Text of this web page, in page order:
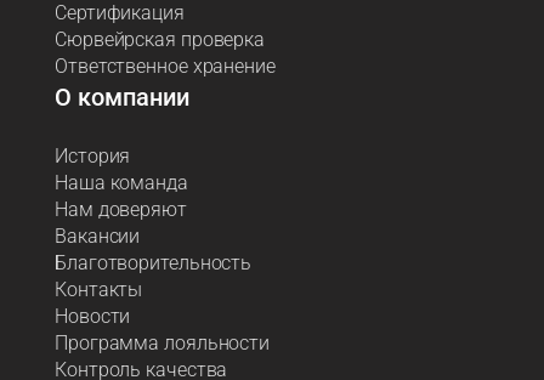
Сертификация
Сюрвейрская проверка
Ответственное хранение
О компании
История
Наша команда
Нам доверяют
Вакансии
Благотворительность
Контакты
Новости
Программа лояльности
Контроль качества